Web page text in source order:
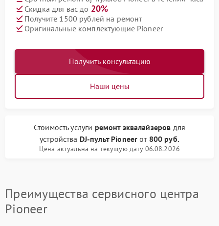
Скидка для вас до 20%
Получите 1500 рублей на ремонт
Оригинальные комплектующие Pioneer
Получить консультацию
Наши цены
Стоимость услуги ремонт эквалайзеров для
устройства DJ-пульт Pioneer от 800 руб.
Цена актуальна на текущую дату 06.08.2026
Преимущества сервисного центра
Pioneer